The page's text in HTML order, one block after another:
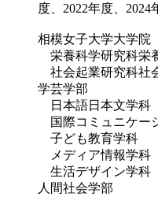
度、2022年度、2024
相模女子大学大学院
栄養科学研究科栄
社会起業研究科社
学芸学部
日本語日本文学科
国際コミュニケー
子ども教育学科
メディア情報学科
生活デザイン学科
人間社会学部